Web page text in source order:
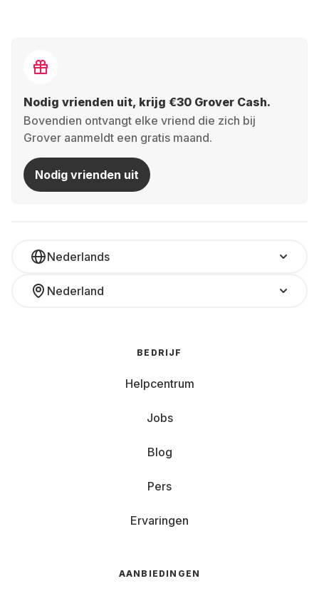
Nodig vrienden uit, krijg €30 Grover Cash.
Bovendien ontvangt elke vriend die zich bij
Grover aanmeldt een gratis maand.
Nodig vrienden uit
Nederlands
Nederland
BEDRIJF
Helpcentrum
Jobs
Blog
Pers
Ervaringen
AANBIEDINGEN